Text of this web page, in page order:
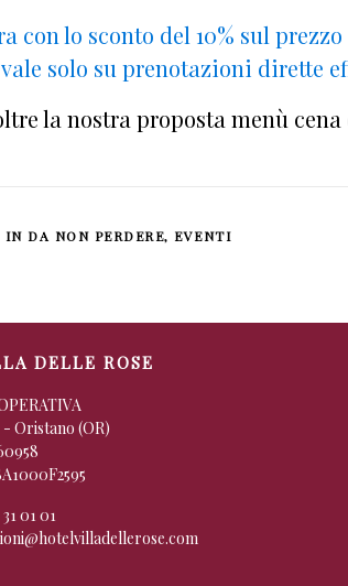
con lo sconto del 10% sul
solo su prenotazioni dirette
la nostra proposta menù
IN DA NON PERDERE, EVENTI
DELLE ROSE
Oristano (OR)
01 01